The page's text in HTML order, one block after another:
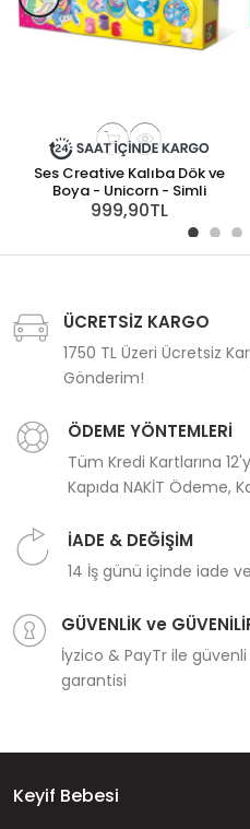
Ses Creative Kalıba Dök ve
Boya - Unicorn - Simli
999,90TL
ÜCRETSİZ KARGO
1750 TL Üzeri Ücretsiz
Gönderim!
ÖDEME YÖNTEMLERİ
Tüm Kredi Kartlarına
Kapıda NAKİT Ödeme,
İADE & DEĞİŞİM
14 İş günü içinde iade
GÜVENLİK ve
İyzico & PayTr ile
garantisi
Keyif Bebesi